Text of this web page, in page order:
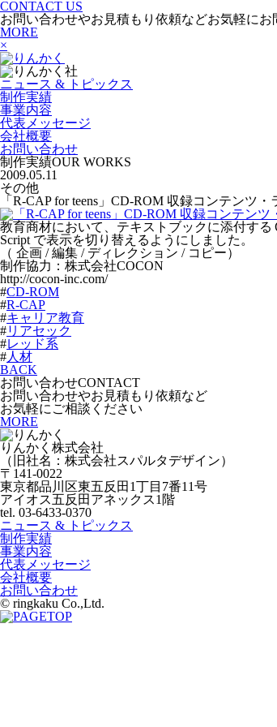
CONTACT US
お問い合わせやお見積もり依頼などお気軽にお
MORE
×
ニュース & トピックス
制作実績
事業内容
代表メッセージ
会社概要
お問い合わせ
制作実績OUR WORKS
2009.05.11
その他
「R-CAP for teens」CD-ROM 収録コンテンツ
教育商材において、テキストブックに添付す
Script で表示を切り替えるようにしました。
（ 企画 / 編集 / ディレクション / コピー）
制作協力：株式会社COCON
http://cocon-inc.com/
#CD-ROM
#R-CAP
#キャリア教育
#リアセック
#レッド系
#人材
BACK
お問い合わせCONTACT
お問い合わせやお見積もり依頼など
お気軽にご相談ください
MORE
りんかく株式会社
（旧社名：株式会社スパルタデザイン）
〒141-0022
東京都品川区東五反田1丁目7番11号
アイオス五反田アネックス1階
tel. 03-6433-0370
ニュース & トピックス
制作実績
事業内容
代表メッセージ
会社概要
お問い合わせ
© ringkaku Co.,Ltd.